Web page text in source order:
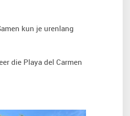
kun je urenlang
die Playa del Carmen